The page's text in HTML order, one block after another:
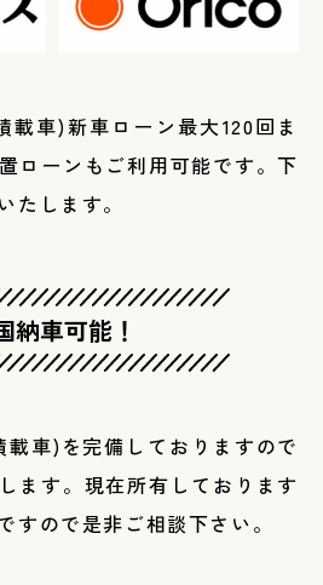
載車)新車ローン最大120回ま
ローンもご利用可能です。下
たします。
納車可能！
車)を完備しておりますので
ます。現在所有しております
すので是非ご相談下さい。